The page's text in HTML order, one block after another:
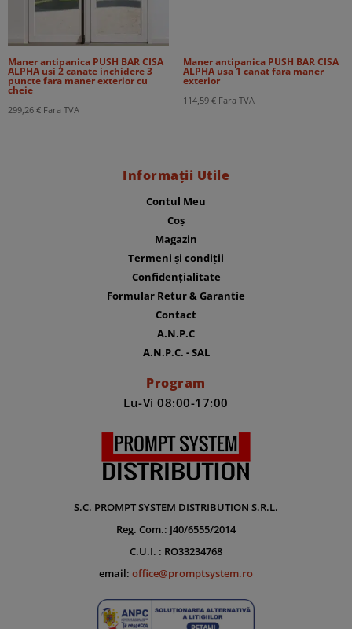
Maner antipanica PUSH BAR CISA
ALPHA usi 2 canate inchidere 3
puncte fara maner exterior cu
cheie
299,26 € Fara TVA
Maner antipanica PUSH BAR CISA
ALPHA usa 1 canat fara maner
exterior
114,59 € Fara TVA
Informații Utile
Contul Meu
Coș
Magazin
Termeni și condiții
Confidențialitate
Formular Retur & Garantie
Contact
A.N.P.C
A.N.P.C. - SAL
Program
Lu-Vi 08:00-17:00
S.C. PROMPT SYSTEM DISTRIBUTION S.R.L.
Reg. Com.: J40/6555/2014
C.U.I. : RO33234768
email: office@promptsystem.ro